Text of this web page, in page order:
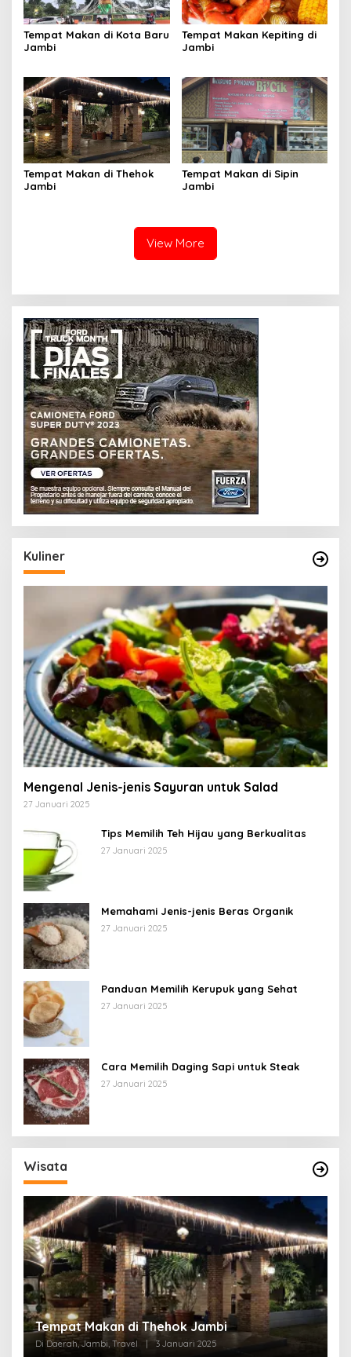
Tempat Makan di Kota Baru
Jambi
Tempat Makan Kepiting di
Jambi
Tempat Makan di Thehok
Jambi
Tempat Makan di Sipin
Jambi
View More
Kuliner
Mengenal Jenis-jenis Sayuran untuk Salad
27 Januari 2025
Tips Memilih Teh Hijau yang Berkualitas
27 Januari 2025
Memahami Jenis-jenis Beras Organik
27 Januari 2025
Panduan Memilih Kerupuk yang Sehat
27 Januari 2025
Cara Memilih Daging Sapi untuk Steak
27 Januari 2025
Wisata
Tempat Makan di Thehok Jambi
Di Daerah, Jambi, Travel | 3 Januari 2025